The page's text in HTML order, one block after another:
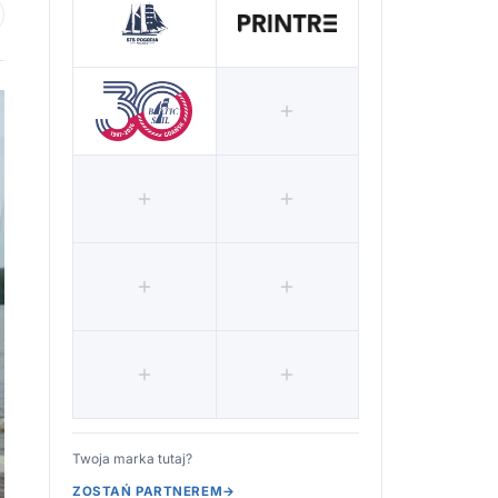
ulubionych
Twoja marka tutaj?
ZOSTAŃ PARTNEREM→